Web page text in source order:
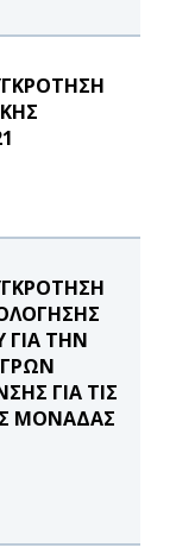
ΓΙΑ ΤΗΝ
ΓΙΑ ΤΙΣ
ΜΟΝΑΔΑΣ